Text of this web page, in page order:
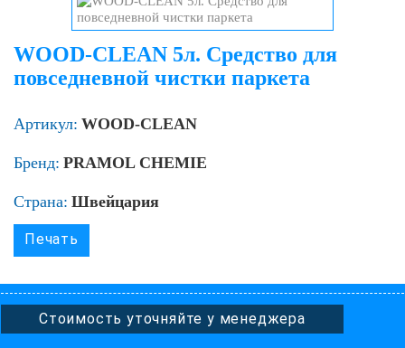
WOOD-CLEAN 5л. Средство для
повседневной чистки паркета
Артикул: WOOD-CLEAN
Бренд: PRAMOL CHEMIE
Страна: Швейцария
Печать
Стоимость уточняйте у менеджера